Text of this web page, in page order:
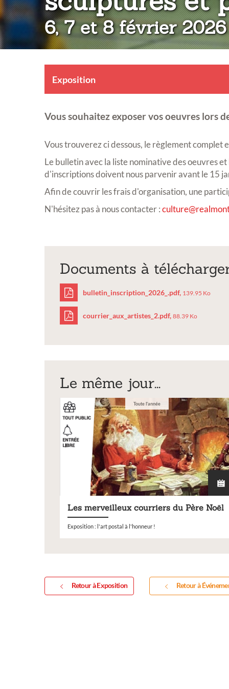
6, 7 et 8 février 2026
Exposition
Vous souhaitez exposer vos oeuvres lors
Vous trouverez ci dessous, le règlement complet
Le bulletin avec la liste nominative des oeuvres
d'inscriptions doivent nous parvenir avant le 15
Afin de couvrir les frais d'organisation, une
N'hésitez pas à nous contacter :
Documents à
bulletin_inscription_2026_.pdf, 139.95 Ko
courrier_aux_artistes_2.pdf, 88.39 Ko
Le même jour...
Toute l'année
Les merveilleux courriers du Père Noël
Exposition : l'art postal à l'honneur !
Retour à Exposition Retour à